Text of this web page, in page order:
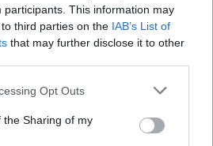
participants. This information may
third parties on the IAB’s List of
that may further disclose it to other
app uses one or more Google
usage behaviour. You may click to
Google and its third-party tags to
Opt Outs
the Sharing of my